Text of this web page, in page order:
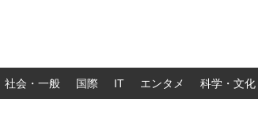
社会・一般 国際 IT エンタメ 科学・文化